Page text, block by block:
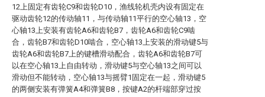
12上固定有齿轮C9和齿轮D10，渔线轮机壳内设有固定在
驱动齿轮12的传动轴11，与传动轴11平行的空心轴13，空
心轴13上安装有齿轮A6和齿轮B7，齿轮A6和齿轮C9啮
合，齿轮B7和齿轮D10啮合，空心轴13上安装的滑动键5与
齿轮A6和齿轮B7上的键槽滑动配合，齿轮A6和齿轮B7可
以在空心轴13上自由转动，滑动键5与空心轴13之间可以
滑动但不能转动，空心轴13与摇臂1固定在一起，滑动键5
的两侧安装有弹簧A4和弹簧B8，按键A2的杆端部穿过按